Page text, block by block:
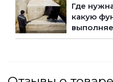
Где
какую